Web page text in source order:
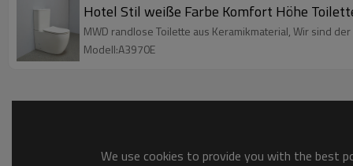
Hotel Stil weiße Farbe Komfort Höhe
MWD randlose Toilette aus Keramikmaterial, Wir sind
Modell:A3970E
We use cookies to provide you with the best